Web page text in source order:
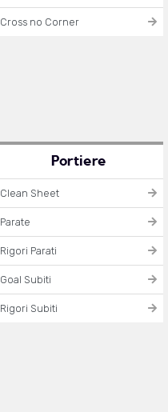
Cross no Corner
Portiere
Clean Sheet
Parate
Rigori Parati
Goal Subiti
Rigori Subiti